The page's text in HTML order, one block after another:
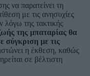
να παρατείνει τη
με τις ανησυχίες
της τακτικής
της μπαταρίας θα
σύγκριση με τις
η έκθεση, καθώς
σε βέλτιστη